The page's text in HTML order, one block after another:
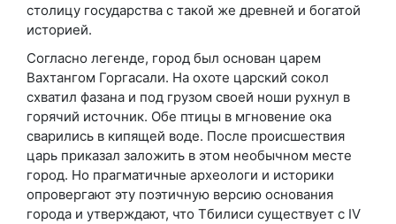
столицу государства с такой же древней и богатой
историей.
Согласно легенде, город был основан царем
Вахтангом Горгасали. На охоте царский сокол
схватил фазана и под грузом своей ноши рухнул в
горячий источник. Обе птицы в мгновение ока
сварились в кипящей воде. После происшествия
царь приказал заложить в этом необычном месте
город. Но прагматичные археологи и историки
опровергают эту поэтичную версию основания
города и утверждают, что Тбилиси существует с IV